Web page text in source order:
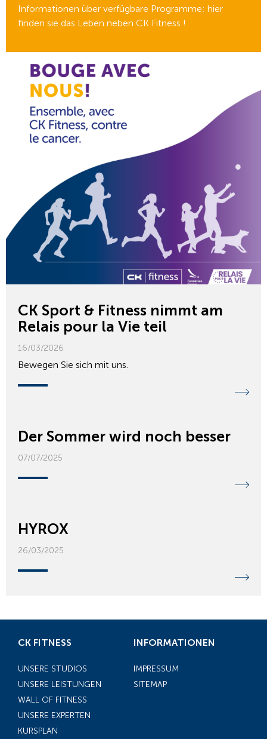
Informationen über verfügbare Programme: hier
finden sie das Leben neben CK Fitness !
CK Sport & Fitness nimmt am
Relais pour la Vie teil
16/03/2026
Bewegen Sie sich mit uns.
Der Sommer wird noch besser
07/07/2025
HYROX
26/03/2025
CK FITNESS
UNSERE STUDIOS
UNSERE LEISTUNGEN
WALL OF FITNESS
UNSERE EXPERTEN
KURSPLAN
INFORMATIONEN
IMPRESSUM
SITEMAP